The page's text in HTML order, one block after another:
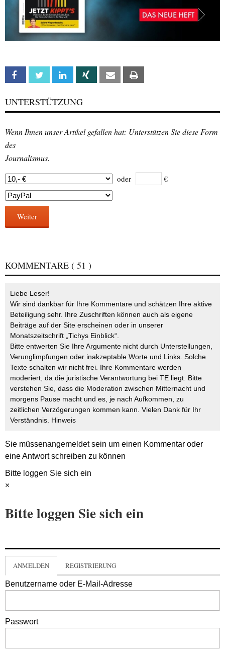
Facebook Twitter Linkedin Xing Email
UNTERSTÜTZUNG
Wenn Ihnen unser Artikel gefallen hat: Unterstützen Sie diese Form
des
Journalismus.
oder €
Weiter
KOMMENTARE ( 51 )
Liebe Leser!
Wir sind dankbar für Ihre Kommentare und schätzen Ihre aktive
Beteiligung sehr. Ihre Zuschriften können auch als eigene
Beiträge auf der Site erscheinen oder in unserer
Monatszeitschrift „Tichys Einblick“.
Bitte entwerten Sie Ihre Argumente nicht durch Unterstellungen,
Verunglimpfungen oder inakzeptable Worte und Links. Solche
Texte schalten wir nicht frei. Ihre Kommentare werden
moderiert, da die juristische Verantwortung bei TE liegt. Bitte
verstehen Sie, dass die Moderation zwischen Mitternacht und
morgens Pause macht und es, je nach Aufkommen, zu
zeitlichen Verzögerungen kommen kann. Vielen Dank für Ihr
Verständnis. Hinweis
Sie müssenangemeldetsein um einen Kommentar oder
eine Antwort schreiben zu können
Bitte loggen Sie sich ein
×
Bitte loggen Sie sich ein
ANMELDEN REGISTRIERUNG
Benutzername oder E-Mail-Adresse
Passwort